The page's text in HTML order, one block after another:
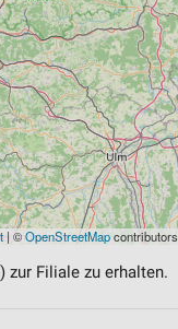
| ©OpenStreetMapcontributors
zur Filiale zu erhalten.